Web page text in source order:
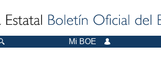
Mi BOE